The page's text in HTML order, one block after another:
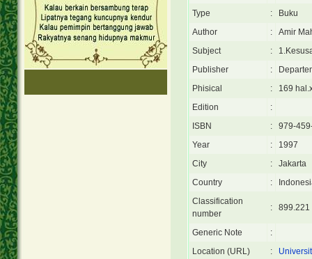
Type
:
Buku
Author
:
Amir
Subject
:
Publisher
:
Phisical
:
169
Edition
:
ISBN
:
979-
Year
:
1997
City
:
Jakarta
Country
:
Classification
number
: 899.221
Generic Note
:
Location (URL)
: